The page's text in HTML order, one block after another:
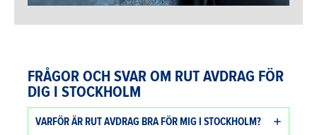
FRÅGOR OCH SVAR OM RUT AVDRAG FÖR
DIG I STOCKHOLM
VARFÖR ÄR RUT AVDRAG BRA FÖR MIG I STOCKHOLM?